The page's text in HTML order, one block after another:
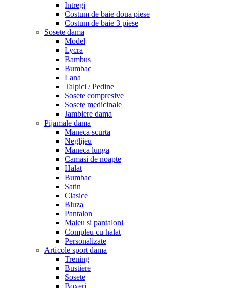
Intregi
Costum de baie doua piese
Costum de baie 3 piese
Sosete dama
Model
Lycra
Bambus
Bumbac
Lana
Talpici / Pedine
Sosete compresive
Sosete medicinale
Jambiere dama
Pijamale dama
Maneca scurta
Neglijeu
Maneca lunga
Camasi de noapte
Halat
Bumbac
Satin
Clasice
Bluza
Pantalon
Maieu si pantaloni
Compleu cu halat
Personalizate
Articole sport dama
Trening
Bustiere
Sosete
Boxeri